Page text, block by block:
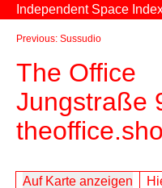
Zum Inhalt springen
Independent Space
Previous: Sussudio
The Office
Jungstraße
Auf Karte anzeigen